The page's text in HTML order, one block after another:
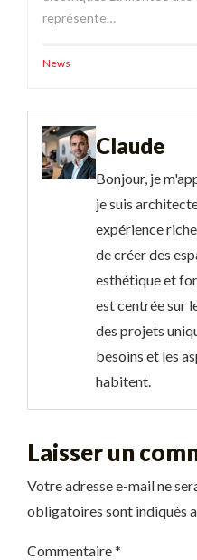
représente…
News
Claude
Bonjour, je
je suis
expérience
de créer des
esthétique et
est centrée sur
des projets
besoins et les
habitent.
Laisser un
Votre adresse e-mail ne
obligatoires sont indiqués
Commentaire*